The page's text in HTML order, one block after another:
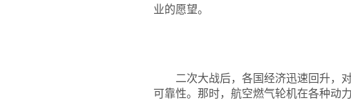
业的愿望。
二次大战后，各国经济迅速回升，
可靠性。那时，航空燃气轮机在各种动